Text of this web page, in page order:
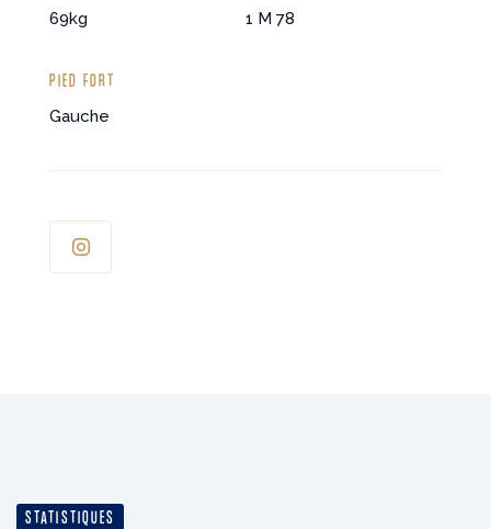
69Kg 1 M 78
PIED FORT
Gauche
STATISTIQUES